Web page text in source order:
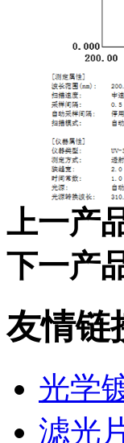
上一产
下一产
友情链
光学
滤光